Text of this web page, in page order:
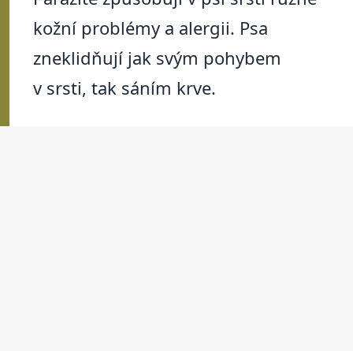
kožní problémy a alergii. Psa
zneklidňují jak svým pohybem
v srsti, tak sáním krve.